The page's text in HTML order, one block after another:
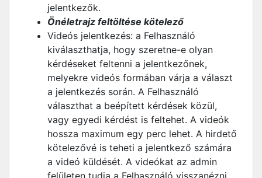
jelentkezők.
Önéletrajz feltöltése kötelező
Videós jelentkezés: a Felhasználó
kiválaszthatja, hogy szeretne-e olyan
kérdéseket feltenni a jelentkezőnek,
melyekre videós formában várja a választ
a jelentkezés során. A Felhasználó
választhat a beépített kérdések közül,
vagy egyedi kérdést is feltehet. A videók
hossza maximum egy perc lehet. A hirdető
kötelezővé is teheti a jelentkező számára
a videó küldését. A videókat az admin
felületen tudja a Felhasználó visszanézni,